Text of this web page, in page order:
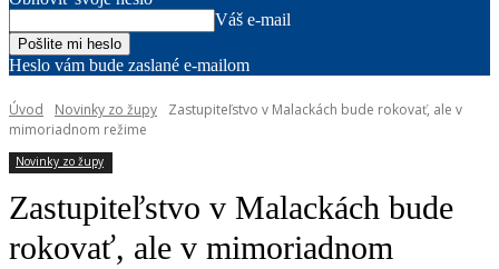
Váš e-mail
Heslo vám bude zaslané e-mailom
Úvod Novinky zo župy
Zastupiteľstvo v Malackách bude rokovať, ale v
mimoriadnom režime
Novinky zo župy
Zastupiteľstvo v Malackách bude
rokovať, ale v mimoriadnom